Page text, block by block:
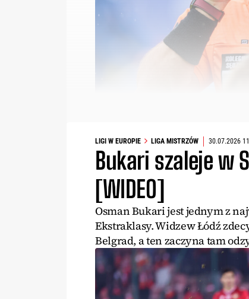
LIGI W EUROPIE LIGA MISTRZÓW 30.07.2026
Bukari szaleje w
[WIDEO]
Osman Bukari jest jednym z
Ekstraklasy. Widzew Łódź
Belgrad, a ten zaczyna tam